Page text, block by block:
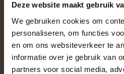
Deze website maakt gebruik
We gebruiken cookies om
personaliseren, om functies
en om ons websiteverkeer te
informatie over je gebruik van
partners voor social media,
OVER ONS